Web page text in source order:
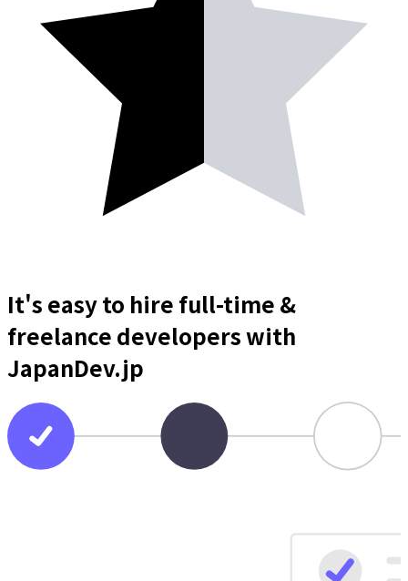
It's easy to hire full-time &
freelance developerswith
JapanDev.jp